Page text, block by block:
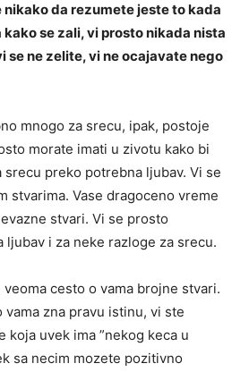
nikako da rezumete jeste to kada
se zali, vi prosto nikada nista
se ne zelite, vi ne ocajavate nego
mnogo za srecu, ipak, postoje
morate imati u zivotu kako bi
srecu preko potrebna ljubav. Vi se
stvarima. Vase dragoceno vreme
stvari. Vi se prosto
ljubav i za neke razloge za srecu.
cesto o vama brojne stvari.
zna pravu istinu, vi ste
koja uvek ima ”nekog keca u
sa necim mozete pozitivno